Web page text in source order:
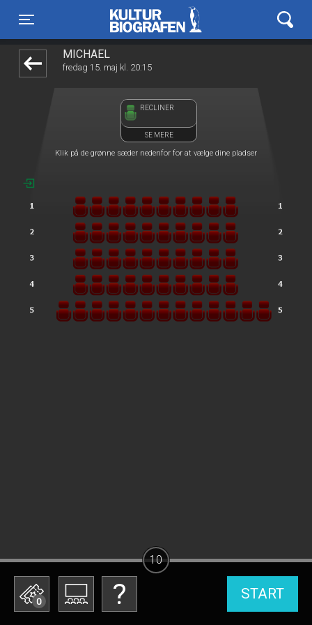
Toggle navigation
Kulturbiografen
MICHAEL
fredag 15. maj kl. 20:15
RECLINER
SE MERE
Klik på de grønne sæder nedenfor for at vælge dine pladser
0 START
10
front05-temp 061012